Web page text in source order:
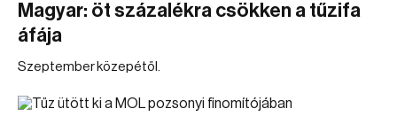
Magyar: öt százalékra csökken a tűzifa
áfája
Szeptember közepétől.